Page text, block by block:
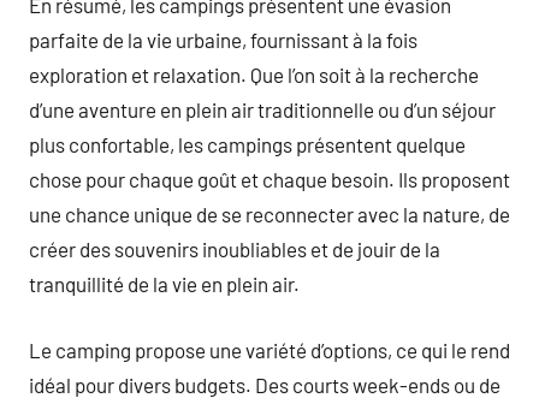
En résumé, les campings présentent une évasion
parfaite de la vie urbaine, fournissant à la fois
exploration et relaxation. Que l’on soit à la recherche
d’une aventure en plein air traditionnelle ou d’un séjour
plus confortable, les campings présentent quelque
chose pour chaque goût et chaque besoin. Ils proposent
une chance unique de se reconnecter avec la nature, de
créer des souvenirs inoubliables et de jouir de la
tranquillité de la vie en plein air.
Le camping propose une variété d’options, ce qui le rend
idéal pour divers budgets. Des courts week-ends ou de